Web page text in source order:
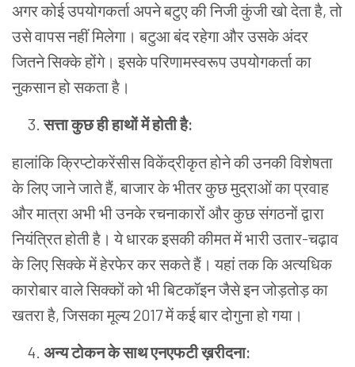
अगर कोई उपयोगकर्ता अपने बटुए की निजी कुंजी खो देता है, तो
उसे वापस नहीं मिलेगा। बटुआ बंद रहेगा और उसके अंदर
जितने सिक्के होंगे। इसके परिणामस्वरूप उपयोगकर्ता का
नुकसान हो सकता है।
सत्ता कुछ ही हाथों में होती है:
हालांकि क्रिप्टोकरेंसीसविकेंद्रीकृत होने की उनकी विशेषता
के लिए जाने जाते हैं, बाजार के भीतर कुछ मुद्राओं का प्रवाह
और मात्रा अभी भी उनके रचनाकारों और कुछ संगठनों द्वारा
नियंत्रित होती है। ये धारक इसकी कीमत में भारी उतार-चढ़ाव
के लिए सिक्के में हेरफेर कर सकते हैं। यहां तक ​​​​कि अत्यधिक
कारोबार वाले सिक्कों को भी बिटकॉइन जैसे इन जोड़तोड़ का
खतरा है, जिसका मूल्य 2017 में कई बार दोगुना हो गया।
अन्य टोकन के साथ एनएफटी ख़रीदना: